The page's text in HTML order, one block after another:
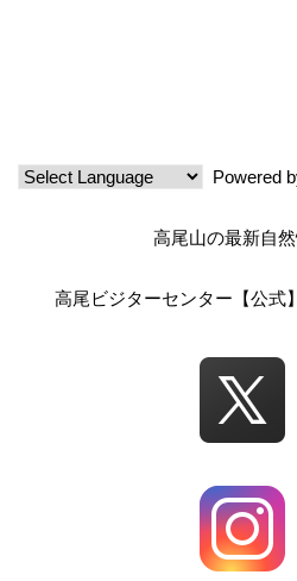
Powered
高尾山の最新自
高尾ビジターセンター【公式